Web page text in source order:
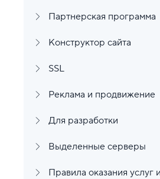
Партнерская программа
Конструктор сайта
SSL
Реклама и продвижение
Для разработки
Выделенные серверы
Правила оказания услуг